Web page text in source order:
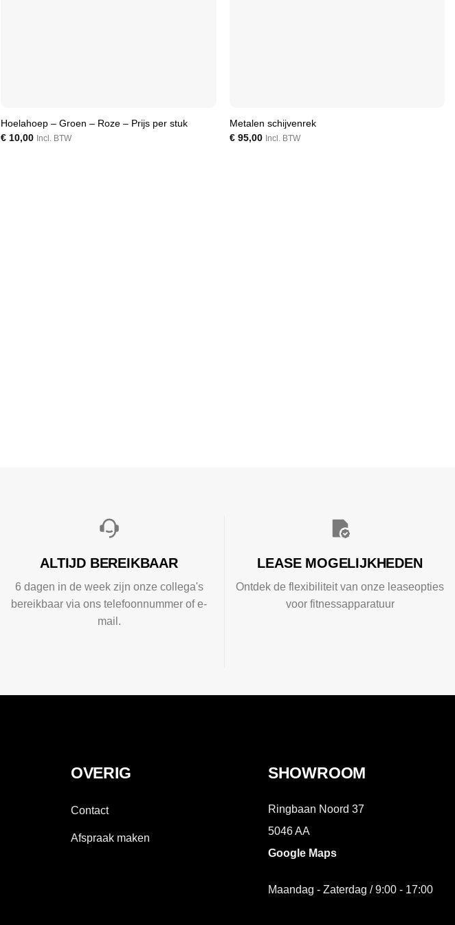
Hoelahoep – Groen – Roze – Prijs per stuk
€ 10,00 Incl. BTW
Metalen schijvenrek
€ 95,00 Incl. BTW
ALTIJD BEREIKBAAR
6 dagen in de week zijn onze collega's
bereikbaar via ons telefoonnummer of e-
mail.
LEASE MOGELIJKHEDEN
Ontdek de flexibiliteit van onze leaseopties
voor fitnessapparatuur
OVERIG
Contact
Afspraak maken
SHOWROOM
Ringbaan Noord 37
5046 AA
Google Maps
Maandag - Zaterdag / 9:00 - 17:00